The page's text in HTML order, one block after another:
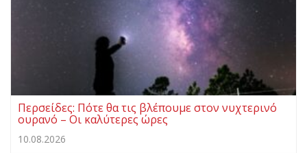
Περσείδες: Πότε θα τις βλέπουμε στον νυχτερινό
ουρανό – Οι καλύτερες ώρες
10.08.2026